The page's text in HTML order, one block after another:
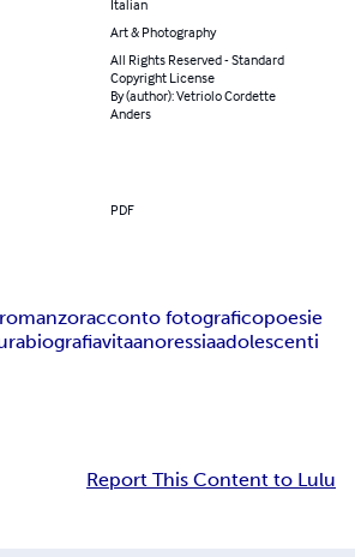
Italian
Art & Photography
All Rights Reserved - Standard
Copyright License
By (author): Vetriolo Cordette
Anders
PDF
racconto fotograficopoesie
biografiavitaanoressiaadolescenti
Report This Content to Lulu